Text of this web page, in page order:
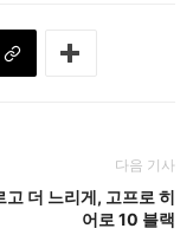
다음 기사
고 더 느리게, 고프로 히
어로 10 블랙